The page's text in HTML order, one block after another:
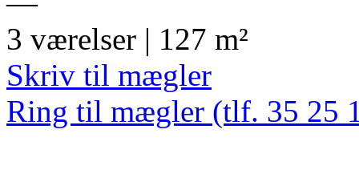
3 værelser | 127 m²
Skriv til mægler
Ring til mægler (tlf. 35 25